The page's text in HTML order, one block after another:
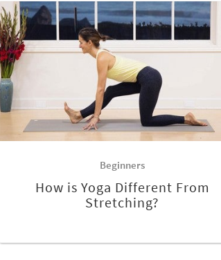
Beginners
How is Yoga Different From
Stretching?